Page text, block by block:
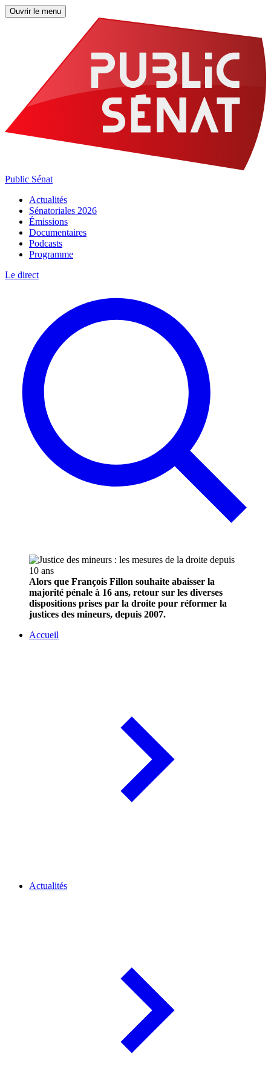
Ouvrir le menu
Public Sénat
Actualités
Sénatoriales 2026
Émissions
Documentaires
Podcasts
Programme
Le direct
Alors que François Fillon souhaite abaisser la
majorité pénale à 16 ans, retour sur les diverses
dispositions prises par la droite pour réformer la
justices des mineurs, depuis 2007.
Accueil
Actualités